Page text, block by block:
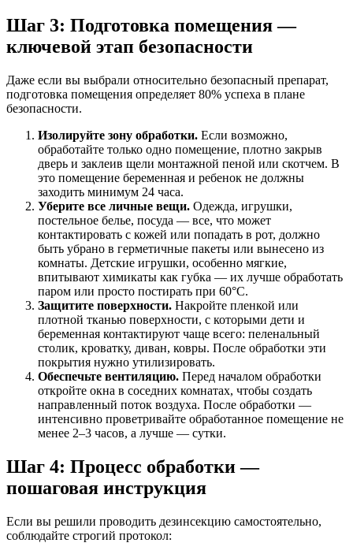
Шаг 3: Подготовка помещения —
ключевой этап безопасности
Даже если вы выбрали относительно безопасный препарат,
подготовка помещения определяет 80% успеха в плане
безопасности.
Изолируйте зону обработки. Если возможно,
обработайте только одно помещение, плотно закрыв
дверь и заклеив щели монтажной пеной или скотчем. В
это помещение беременная и ребенок не должны
заходить минимум 24 часа.
Уберите все личные вещи. Одежда, игрушки,
постельное белье, посуда — все, что может
контактировать с кожей или попадать в рот, должно
быть убрано в герметичные пакеты или вынесено из
комнаты. Детские игрушки, особенно мягкие,
впитывают химикаты как губка — их лучше обработать
паром или просто постирать при 60°C.
Защитите поверхности. Накройте пленкой или
плотной тканью поверхности, с которыми дети и
беременная контактируют чаще всего: пеленальный
столик, кроватку, диван, ковры. После обработки эти
покрытия нужно утилизировать.
Обеспечьте вентиляцию. Перед началом обработки
откройте окна в соседних комнатах, чтобы создать
направленный поток воздуха. После обработки —
интенсивно проветривайте обработанное помещение не
менее 2–3 часов, а лучше — сутки.
Шаг 4: Процесс обработки —
пошаговая инструкция
Если вы решили проводить дезинсекцию самостоятельно,
соблюдайте строгий протокол: